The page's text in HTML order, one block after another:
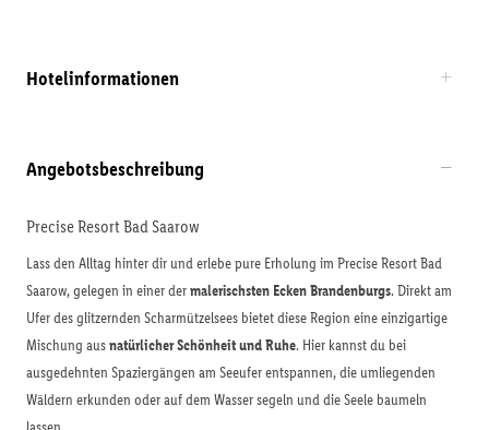
Hotelinformationen
Angebotsbeschreibung
Precise Resort Bad Saarow
Lass den Alltag hinter dir und erlebe pure Erholung im Precise Resort Bad
Saarow, gelegen in einer dermalerischsten Ecken Brandenburgs. Direkt am
Ufer des glitzernden Scharmützelsees bietet diese Region eine einzigartige
Mischung ausnatürlicher Schönheit und Ruhe. Hier kannst du bei
ausgedehnten Spaziergängen am Seeufer entspannen, die umliegenden
Wäldern erkunden oder auf dem Wasser segeln und die Seele baumeln